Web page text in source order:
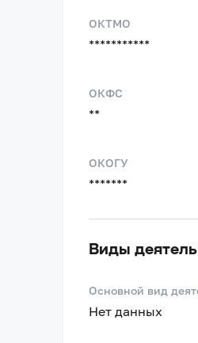
ОКТМО
***********
ОКФС
**
ОКОГУ
*******
Виды
Основной вид
Нет данных